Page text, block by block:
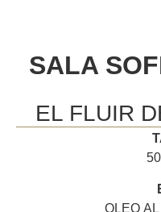
SALA
EL FLUIR
OLEO